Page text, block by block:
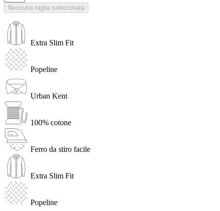
Nessuna taglia selezionata
Extra Slim Fit
Popeline
Urban Kent
100% cotone
Ferro da stiro facile
Extra Slim Fit
Popeline